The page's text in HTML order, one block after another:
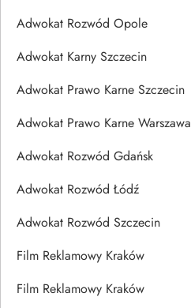
Adwokat Rozwód Opole
Adwokat Karny Szczecin
Adwokat Prawo Karne Szczecin
Adwokat Prawo Karne Warszawa
Adwokat Rozwód Gdańsk
Adwokat Rozwód Łódź
Adwokat Rozwód Szczecin
Film Reklamowy Kraków
Film Reklamowy Kraków